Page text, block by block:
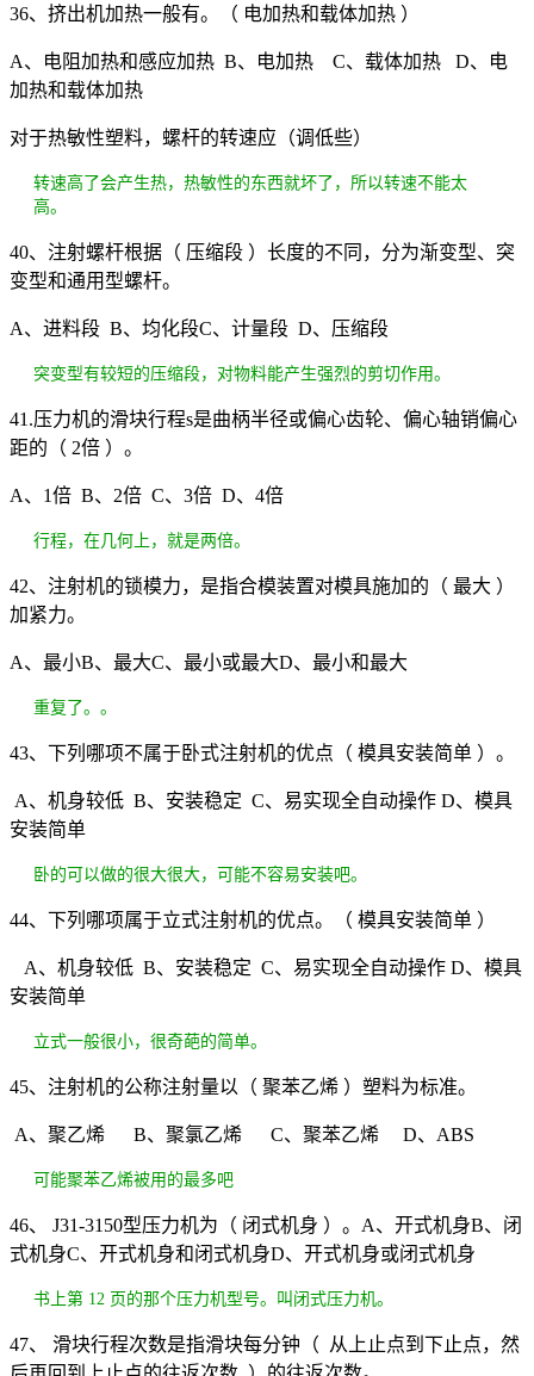
36、挤出机加热一般有。（ 电加热和载体加热 ）
A、电阻加热和感应加热 B、电加热 C、载体加热 D、电
加热和载体加热
对于热敏性塑料，螺杆的转速应（调低些）
转速高了会产生热，热敏性的东西就坏了，所以转速不能太
高。
40、注射螺杆根据（ 压缩段 ）长度的不同，分为渐变型、突
变型和通用型螺杆。
A、进料段 B、均化段C、计量段 D、压缩段
突变型有较短的压缩段，对物料能产生强烈的剪切作用。
41.压力机的滑块行程s是曲柄半径或偏心齿轮、偏心轴销偏心
距的（ 2倍 ）。
A、1倍 B、2倍 C、3倍 D、4倍
行程，在几何上，就是两倍。
42、注射机的锁模力，是指合模装置对模具施加的（ 最大 ）
加紧力。
A、最小B、最大C、最小或最大D、最小和最大
重复了。。
43、下列哪项不属于卧式注射机的优点（ 模具安装简单 ）。
A、机身较低 B、安装稳定 C、易实现全自动操作 D、模具
安装简单
卧的可以做的很大很大，可能不容易安装吧。
44、下列哪项属于立式注射机的优点。（ 模具安装简单 ）
A、机身较低 B、安装稳定 C、易实现全自动操作 D、模具
安装简单
立式一般很小，很奇葩的简单。
45、注射机的公称注射量以（ 聚苯乙烯 ）塑料为标准。
A、聚乙烯 B、聚氯乙烯 C、聚苯乙烯 D、ABS
可能聚苯乙烯被用的最多吧
46、 J31-3150型压力机为（ 闭式机身 ）。A、开式机身B、闭
式机身C、开式机身和闭式机身D、开式机身或闭式机身
书上第 12 页的那个压力机型号。叫闭式压力机。
47、 滑块行程次数是指滑块每分钟（ 从上止点到下止点，然